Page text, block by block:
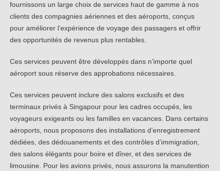
fournissons un large choix de services haut de gamme à nos
clients des compagnies aériennes et des aéroports, conçus
pour améliorer l’expérience de voyage des passagers et offrir
des opportunités de revenus plus rentables.
Ces services peuvent être développés dans n’importe quel
aéroport sous réserve des approbations nécessaires.
Ces services peuvent inclure des salons exclusifs et des
terminaux privés à Singapour pour les cadres occupés, les
voyageurs exigeants ou les familles en vacances. Dans certains
aéroports, nous proposons des installations d’enregistrement
dédiées, des dédouanements et des contrôles d’immigration,
des salons élégants pour boire et dîner, et des services de
limousine. Pour les avions privés, nous assurons la manutention